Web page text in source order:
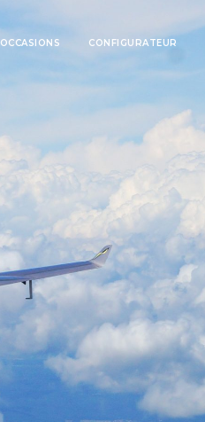
OCCASIONS CONFIGURATEUR